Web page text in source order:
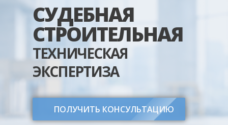
ТЕХНИЧЕСКАЯ
ЭКСПЕРТИЗА
СУДЕБНАЯ
СТРОИТЕЛЬНАЯ
ПОЛУЧИТЬ КОНСУЛЬТАЦИЮ